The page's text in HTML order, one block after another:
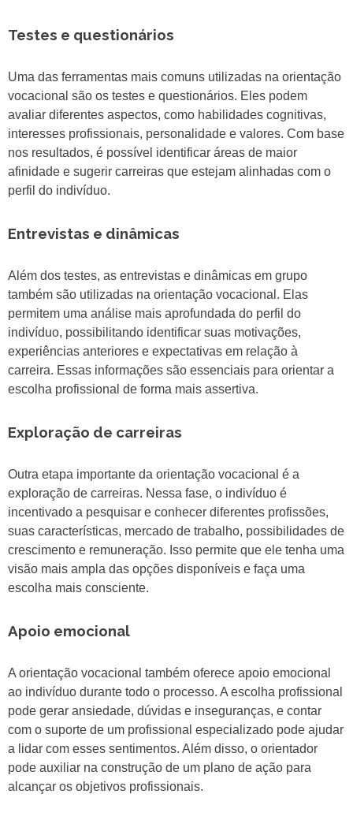
Testes e questionários
Uma das ferramentas mais comuns utilizadas na orientação
vocacional são os testes e questionários. Eles podem
avaliar diferentes aspectos, como habilidades cognitivas,
interesses profissionais, personalidade e valores. Com base
nos resultados, é possível identificar áreas de maior
afinidade e sugerir carreiras que estejam alinhadas com o
perfil do indivíduo.
Entrevistas e dinâmicas
Além dos testes, as entrevistas e dinâmicas em grupo
também são utilizadas na orientação vocacional. Elas
permitem uma análise mais aprofundada do perfil do
indivíduo, possibilitando identificar suas motivações,
experiências anteriores e expectativas em relação à
carreira. Essas informações são essenciais para orientar a
escolha profissional de forma mais assertiva.
Exploração de carreiras
Outra etapa importante da orientação vocacional é a
exploração de carreiras. Nessa fase, o indivíduo é
incentivado a pesquisar e conhecer diferentes profissões,
suas características, mercado de trabalho, possibilidades de
crescimento e remuneração. Isso permite que ele tenha uma
visão mais ampla das opções disponíveis e faça uma
escolha mais consciente.
Apoio emocional
A orientação vocacional também oferece apoio emocional
ao indivíduo durante todo o processo. A escolha profissional
pode gerar ansiedade, dúvidas e inseguranças, e contar
com o suporte de um profissional especializado pode ajudar
a lidar com esses sentimentos. Além disso, o orientador
pode auxiliar na construção de um plano de ação para
alcançar os objetivos profissionais.